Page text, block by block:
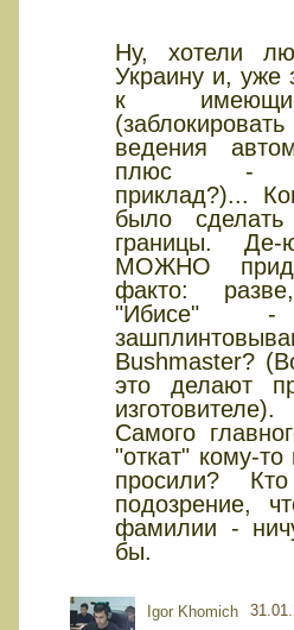
Ну, хотели
Украину и, уже
к
ведения
плюс -
приклад?)...
было
границы.
МОЖНО
факто:
"Ибисе"
Bushmaster?
это делают
изготовителе).
Самого
"откат" кому-
просили?
подозрение,
фамилии -
бы.
Igor Khomich